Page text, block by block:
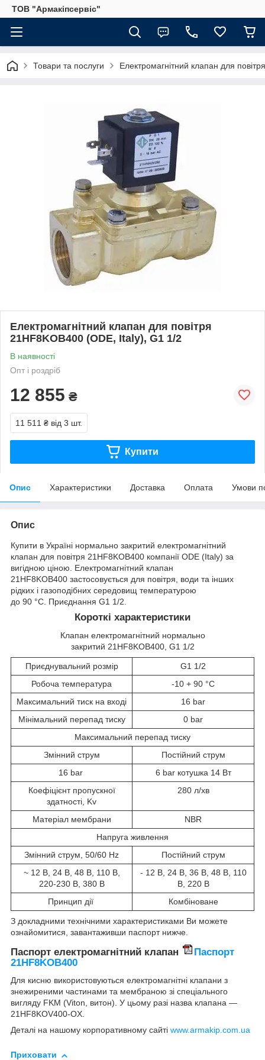
ТОВ "Армакіпсервіс"
Товари та послуги Електромагнітний клапан для повітря
Електромагнітний клапан для повітря
21HF8KOB400 (ODE, Italy), G1 1/2
В наявності
Опт і роздріб
12 855 ₴
11 511 ₴ від 3 шт.
Купити
Опис Характеристики Доставка Оплата Умови
Опис
Купити в Україні нормально закритий електромагнітний
клапан для повітря 21HF8KOB400 компанії ODE (Italy) за
вигідною ціною. Електромагнітний клапан
21HF8KOB400 застосовується для повітря, води та інших
рідких і газоподібних середовищ температурою
до 90 °C. Приєднання G1 1/2.
Короткі характеристики
Клапан електромагнітний нормально
закритий 21HF8KOB400, G1 1/2
Приєднувальний розмір
G1 1/2
Робоча температура
-10 + 90 °C
Максимальний тиск на вході
16 bar
Мінімальний перепад тиску
0 bar
Максимальний перепад тиску
Змінний струм
Постійний струм
16 bar
6 bar котушка 14 Вт
Коефіцієнт пропускної
здатності, Kv
280 л/хв
Матеріал мембрани
NBR
Напруга живлення
Змінний струм, 50/60 Hz
Постійний струм
~ 12 В, 24 В, 48 В, 110 В,
220-230 В, 380 В
- 12 В, 24 В, 36 В, 48 В, 110
В, 220 В
Принцип дії
Комбіноване
З докладними технічними характеристиками Ви можете
ознайомитися, завантаживши паспорт нижче.
Паспорт електромагнітний клапан
Паспорт
21HF8KOB400
Для кисню використовуються електромагнітні клапани з
знежиреними частинами та мембраною зі спеціального
вигляду FKM (Viton, витон). У цьому разі назва клапана —
21HF8KOV400-OX.
Деталі на нашому корпоративному сайті www.armakip.com.ua
Приховати